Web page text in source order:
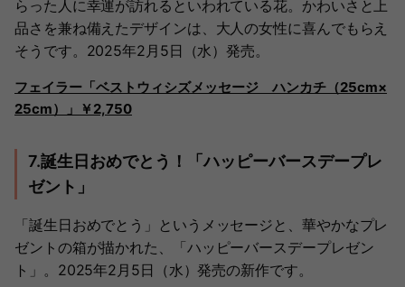
らった人に幸運が訪れるといわれている花。かわいさと上
品さを兼ね備えたデザインは、大人の女性に喜んでもらえ
そうです。2025年2月5日（水）発売。
フェイラー「ベストウィシズメッセージ ハンカチ（25cm×
25cm）」￥2,750
7.誕生日おめでとう！「ハッピーバースデープレ
ゼント」
「誕生日おめでとう」というメッセージと、華やかなプレ
ゼントの箱が描かれた、「ハッピーバースデープレゼン
ト」。2025年2月5日（水）発売の新作です。